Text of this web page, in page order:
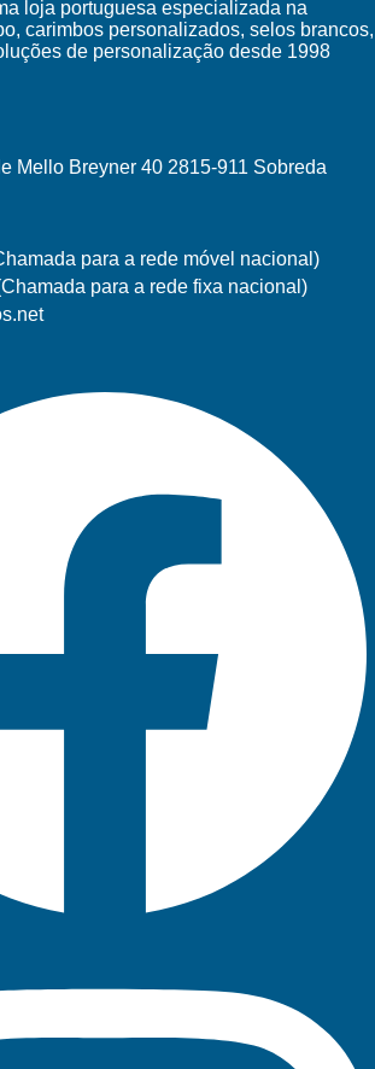
loja portuguesa especializada na
carimbos personalizados, selos brancos,
de personalização desde 1998
Mello Breyner 40 2815-911 Sobreda
para a rede móvel nacional)
para a rede fixa nacional)